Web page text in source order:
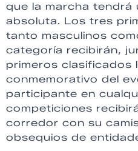
que la marcha tendrá
absoluta. Los tres
tanto masculinos
categoría recibirán,
primeros clasificados
conmemorativo del
participante en
competiciones
corredor con su
obsequios de